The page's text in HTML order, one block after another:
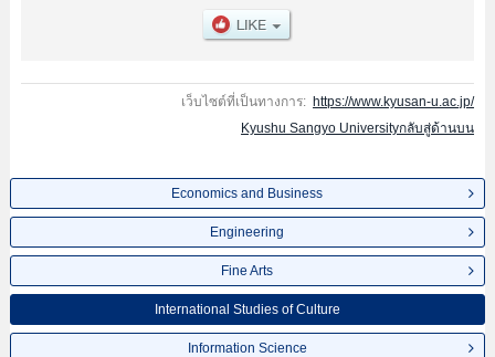
ด้วยดังนั้นขอเชิญใช้บริการค้นหาข้อมูลตามอัธยาศัย
เว็บไซต์ที่เป็นทางการ: https://www.kyusan-u.ac.jp/
Kyushu Sangyo Universityกลับสู่ด้านบน
Economics and Business
Engineering
Fine Arts
International Studies of Culture
Information Science